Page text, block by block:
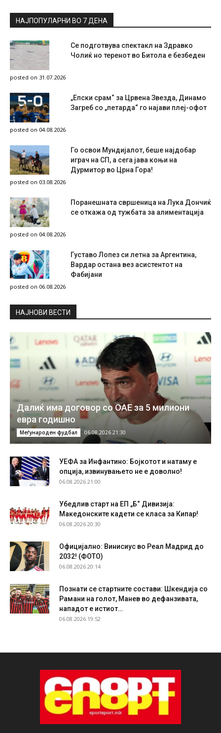
НАЈПОПУЛАРНИ ВО 7 ДЕНА
Се подготвува спектакл на Здравко
Чолиќ но теренот во Битола е безбеден
posted on 31.07.2026
„Епски срам“ за Црвена Звезда, Динамо
Загреб со „петарда“ го најави плеј-офот
posted on 04.08.2026
Го освои Мундијалот, беше најдобар
играч на СП, а сега јава коњи на
Дурмитор во Црна Гора!
posted on 03.08.2026
Поранешната свршеница на Лука Дончиќ
се откажа од тужбата за алиментација
posted on 04.08.2026
Густаво Лопез си летна за Аргентина,
Вардар остана вез асистентот на
Фабијани
posted on 06.08.2026
НAЈНОВИ ВЕСТИ
Далиќ има договор со ОАЕ за 5 милиони
евра годишно
Меѓународен фудбал 06.08.2026 21:30
УЕФА за Инфантино: Бојкотот и натаму е
опција, извинувањето не е доволно!
06.08.2026 21:00
Убедлив старт на ЕП „Б“ Дивизија:
Македонските кадети се класа за Кипар!
06.08.2026 20:30
Официјално: Винисиус во Реал Мадрид до
2032! (ФОТО)
06.08.2026 20:14
Познати се стартните состави: Шкендија со
Рамани на голот, Манев во дефанзивата,
нападот е истиот…
06.08.2026 19:52